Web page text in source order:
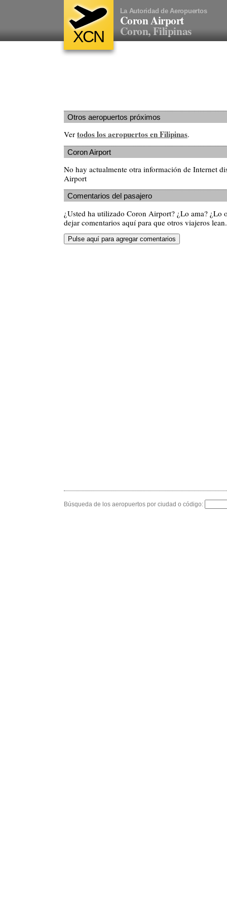
XCN
La Autoridad de Aeropuertos
Coron Airport
Coron, Filipinas
Otros aeropuertos próximos
Ver todos los aeropuertos en Filipinas.
Coron Airport
No hay actualmente otra información de Internet
Airport
Comentarios del pasajero
¿Usted ha utilizado Coron Airport? ¿Lo ama? ¿Lo
dejar comentarios aquí para que otros viajeros lean.
Búsqueda de los aeropuertos por ciudad o código: